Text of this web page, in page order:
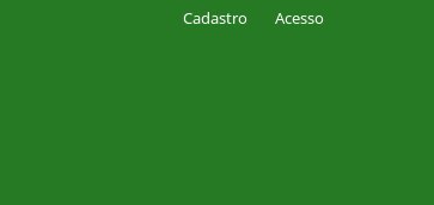
Cadastro Acesso